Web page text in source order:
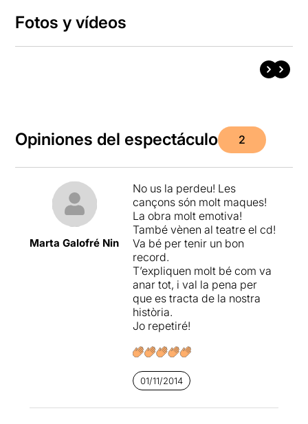
Fotos y vídeos
Opiniones del espectáculo 2
Marta Galofré Nin
No us la perdeu! Les
cançons són molt maques!
La obra molt emotiva!
També vènen al teatre el cd!
Va bé per tenir un bon
record.
T’expliquen molt bé com va
anar tot, i val la pena per
que es tracta de la nostra
història.
Jo repetiré!
01/11/2014